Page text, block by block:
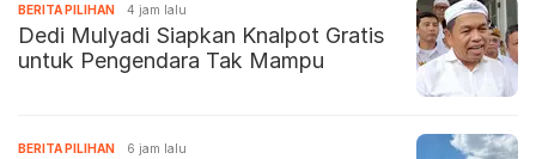
BERITA PILIHAN 4 jam lalu
Dedi Mulyadi Siapkan Knalpot Gratis
untuk Pengendara Tak Mampu
BERITA PILIHAN 6 jam lalu